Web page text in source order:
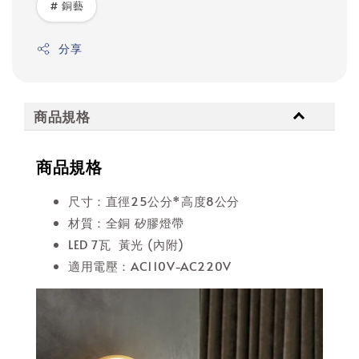
# 銅藝
分享
商品規格
商品規格
尺寸：直徑25公分*高度8公分
材質：全銅 矽膠燈帶
LED 7瓦 黃光 (內附)
適用電壓：AC110V-AC220V